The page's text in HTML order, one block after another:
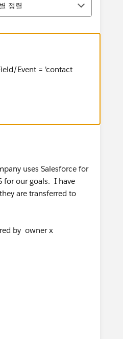
정렬
Event = 'contact
uses Salesforce for
for our goals. I have
are transferred to
by owner x